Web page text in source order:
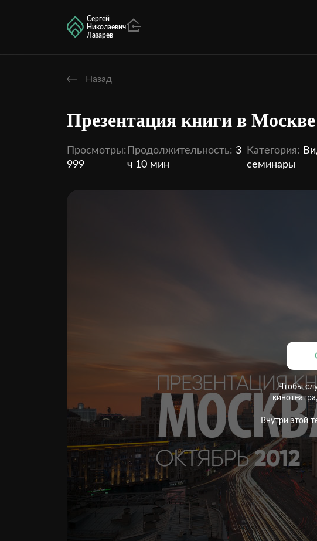
Сергей
Николаевич
Лазарев
Назад
Презентация книги в Москве
Просмотры:
999
Продолжительность: 3
ч 10 мин
Категория:
семинары
Чтобы
Внутри этой